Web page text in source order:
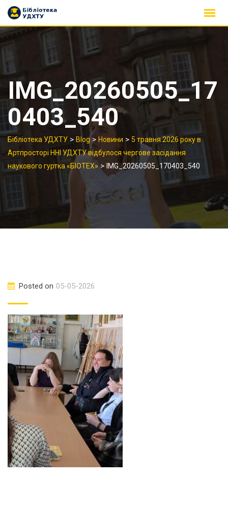
Skip
content
IMG_20260505_17
0403_540
Бібліотека УДХТУ > Blog > Новини > 5 травня 2026 року в
Артпросторі ННІ УДХТУ відбулося чергове засідання
наукового гуртка «БІОТЕХ»> IMG_20260505_170403_540
Posted on 05-05-2026